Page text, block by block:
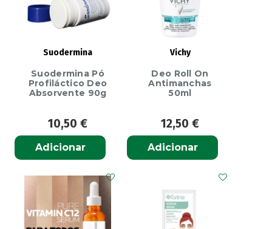
Cream
Suodermina
Suodermina Pó
Profiláctico Deo
Absorvente 90g
10,50 €
Adicionar
Vichy
Deo Roll On
Antimanchas
50ml
12,50 €
Adicionar